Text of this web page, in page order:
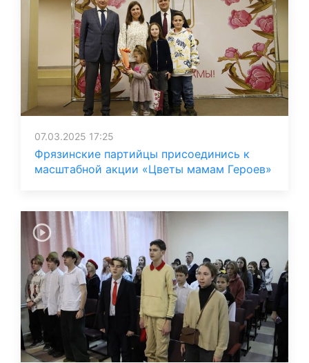
07.03.2025 17:25
Фрязинские партийцы присоединись к
масштабной акции «Цветы мамам Героев»